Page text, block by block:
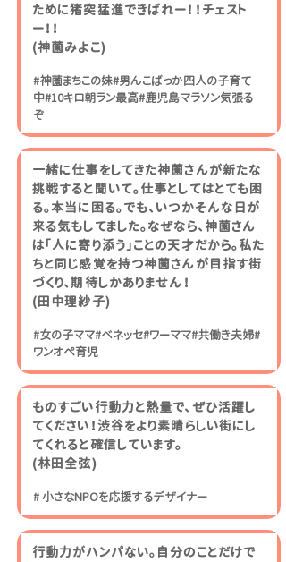
ために猪突猛進できばれー！！チェスト
ー！！
(神薗みよこ)
#神薗まちこの妹#男んこばっか四人の子育て
中#10キロ朝ラン最高#鹿児島マラソン気張る
ぞ
一緒に仕事をしてきた神薗さんが新たな
挑戦すると聞いて。仕事としてはとても困
る。本当に困る。でも、いつかそんな日が
来る気もしてました。なぜなら、神薗さん
は「人に寄り添う」ことの天才だから。私た
ちと同じ感覚を持つ神薗さんが目指す街
づくり、期待しかありません！
​(田中理紗子)
#女の子ママ#ベネッセ#ワーママ#共働き夫婦#
ワンオペ育児
ものすごい行動力と熱量で、ぜひ活躍し
てください！渋谷をより素晴らしい街にし
てくれると確信しています。
​(林田全弦)
# 小さなNPOを応援するデザイナー
行動力がハンパない。自分のことだけで